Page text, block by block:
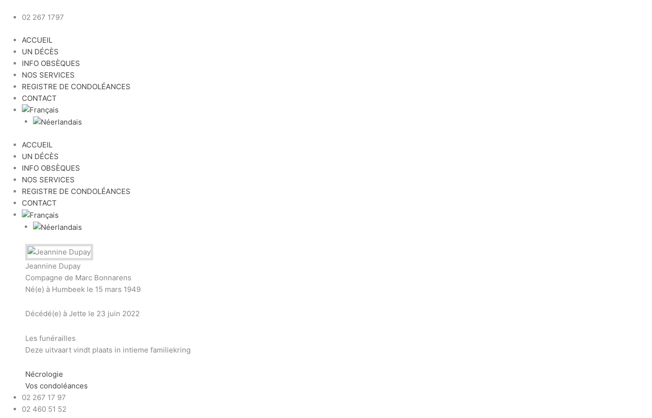
02 267 1797
ACCUEIL
UN DÉCÈS
INFO OBSÈQUES
NOS SERVICES
REGISTRE DE CONDOLÉANCES
CONTACT
ACCUEIL
UN DÉCÈS
INFO OBSÈQUES
NOS SERVICES
REGISTRE DE CONDOLÉANCES
CONTACT
Jeannine Dupay
Compagne de Marc Bonnarens
Né(e) à Humbeek le 15 mars 1949
Décédé(e) à Jette le 23 juin 2022
Les funérailles
Deze uitvaart vindt plaats in intieme familiekring
Nécrologie
Vos condoléances
02 267 17 97
02 460 51 52